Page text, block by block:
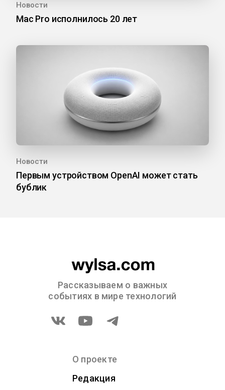
Новости
Mac Pro исполнилось 20 лет
Новости
Первым устройством OpenAI может стать
бублик
Рассказываем о важных
событиях в мире технологий
О проекте
Редакция